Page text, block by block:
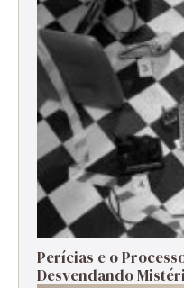
Perícias e o
Desvendando